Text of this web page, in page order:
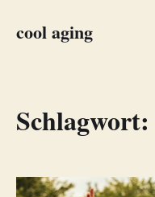
cool aging
Schlagwort: